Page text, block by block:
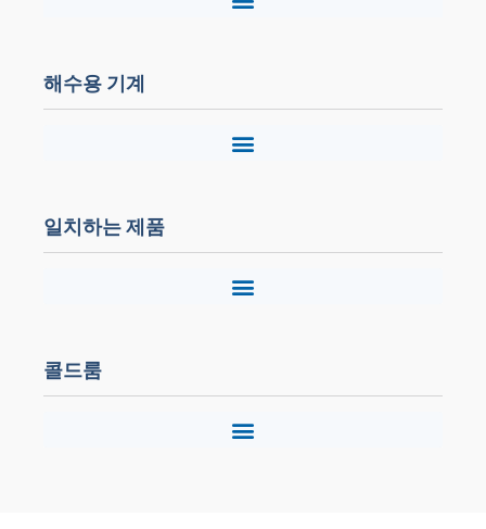
해수용 기계
일치하는 제품
콜드룸